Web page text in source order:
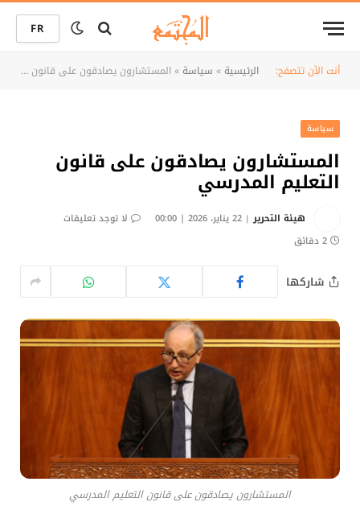
FR
أنت الآن تتصفح: الرئيسية» سياسة»المستشارون يصادقون على قانون التعليم المدرسي
سياسة
المستشارون يصادقون على قانون
التعليم المدرسي
هيئة التحرير 22 يناير، 2026 | 00:00
لا توجد تعليقات
2 دقائق
شاركها
المستشارون يصادقون على قانون التعليم المدرسي